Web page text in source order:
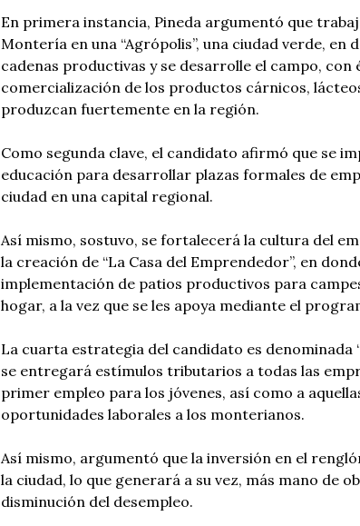
En primera instancia, Pineda argumentó que
Montería en una “Agrópolis”, una ciudad verde, en
cadenas productivas y se desarrolle el campo, con
comercialización de los productos cárnicos,
produzcan fuertemente en la región.
Como segunda clave, el candidato afirmó que se
educación para desarrollar plazas formales de
ciudad en una capital regional.
Así mismo, sostuvo, se fortalecerá la cultura del
la creación de “La Casa del Emprendedor”, en
implementación de patios productivos para
hogar, a la vez que se les apoya mediante el
La cuarta estrategia del candidato es denominada
se entregará estímulos tributarios a todas las
primer empleo para los jóvenes, así como a
oportunidades laborales a los monterianos.
Así mismo, argumentó que la inversión en el
la ciudad, lo que generará a su vez, más mano de
disminución del desempleo.